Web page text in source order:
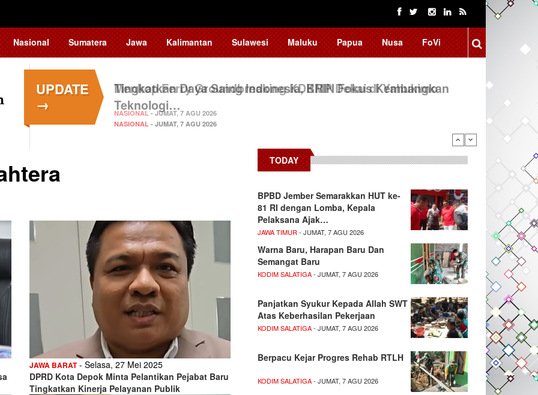
Nasional Sumatera Jawa Kalimantan Sulawesi Maluku Papua Nusa FoVi
UPDATE
→
Menkop Ferry Groundbreaking KDKMP Dekai di Yahukimo
NASIONAL - JUMAT, 7 AGU 2026
JAWA BARAT- Selasa, 27 Mei 2025
DPRD Kota Depok Minta Pelantikan Pejabat Baru
Tingkatkan Kinerja Pelayanan Publik
TODAY
BPBD Jember Semarakkan HUT ke-
81 RI dengan Lomba, Kepala
Pelaksana Ajak…
JAWA TIMUR - JUMAT, 7 AGU 2026
Warna Baru, Harapan Baru Dan
Semangat Baru
KODIM SALATIGA- JUMAT, 7 AGU 2026
Panjatkan Syukur Kepada Allah SWT
Atas Keberhasilan Pekerjaan
KODIM SALATIGA- JUMAT, 7 AGU 2026
Berpacu Kejar Progres Rehab RTLH
KODIM SALATIGA- JUMAT, 7 AGU 2026